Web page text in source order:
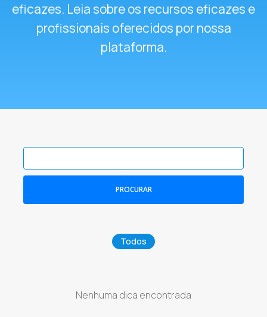
eficazes. Leia sobre os recursos eficazes e
profissionais oferecidos por nossa
plataforma.
PROCURAR
Todos
Nenhuma dica encontrada